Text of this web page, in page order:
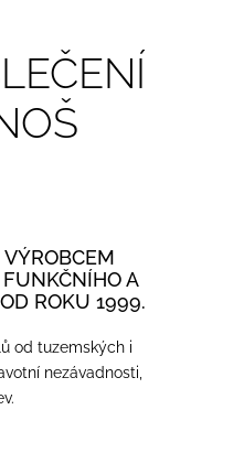
A
ROKU 1999.
od tuzemských i
nezávadnosti,